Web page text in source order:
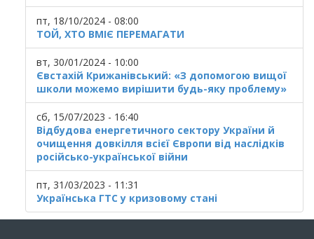
пт, 18/10/2024 - 08:00
ТОЙ, ХТО ВМІЄ ПЕРЕМАГАТИ
вт, 30/01/2024 - 10:00
Євстахій Крижанівський: «З допомогою вищої
школи можемо вирішити будь-яку проблему»
сб, 15/07/2023 - 16:40
Відбудова енергетичного сектору України й
очищення довкілля всієї Європи від наслідків
російсько-української війни
пт, 31/03/2023 - 11:31
Українська ГТС у кризовому стані